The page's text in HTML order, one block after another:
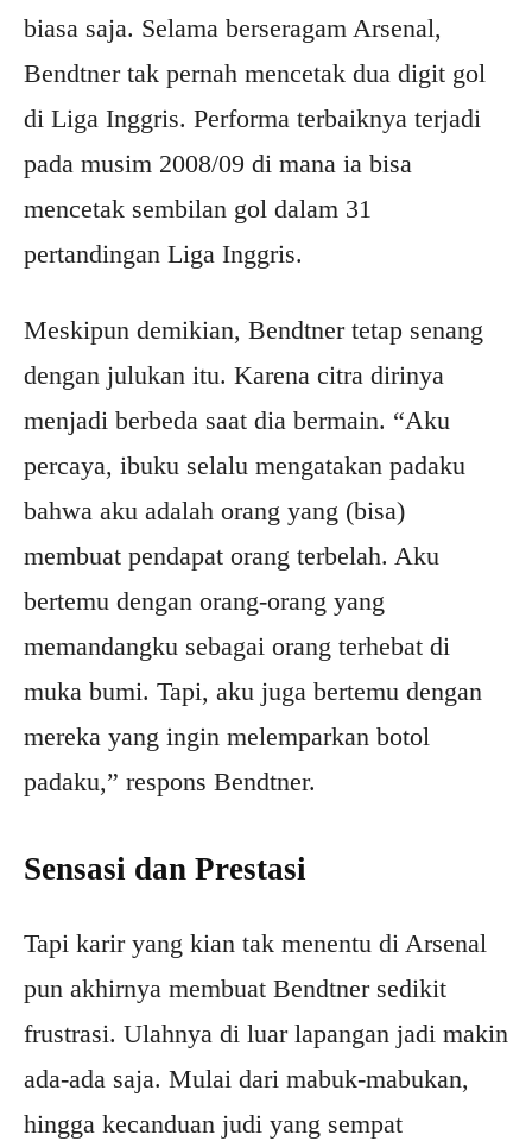
biasa saja. Selama berseragam Arsenal,
Bendtner tak pernah mencetak dua digit gol
di Liga Inggris. Performa terbaiknya terjadi
pada musim 2008/09 di mana ia bisa
mencetak sembilan gol dalam 31
pertandingan Liga Inggris.
Meskipun demikian, Bendtner tetap senang
dengan julukan itu. Karena citra dirinya
menjadi berbeda saat dia bermain. “Aku
percaya, ibuku selalu mengatakan padaku
bahwa aku adalah orang yang (bisa)
membuat pendapat orang terbelah. Aku
bertemu dengan orang-orang yang
memandangku sebagai orang terhebat di
muka bumi. Tapi, aku juga bertemu dengan
mereka yang ingin melemparkan botol
padaku,” respons Bendtner.
Sensasi dan Prestasi
Tapi karir yang kian tak menentu di Arsenal
pun akhirnya membuat Bendtner sedikit
frustrasi. Ulahnya di luar lapangan jadi makin
ada-ada saja. Mulai dari mabuk-mabukan,
hingga kecanduan judi yang sempat